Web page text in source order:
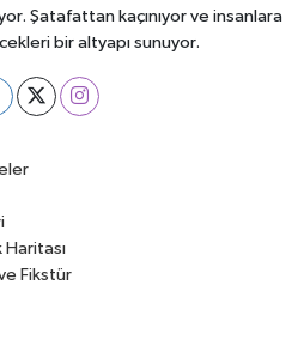
Şatafattan kaçınıyor ve insanlara
bir altyapı sunuyor.
Haritası
Fikstür